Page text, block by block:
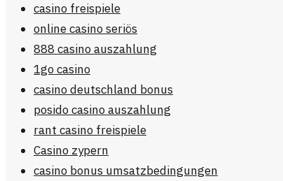
casino freispiele
online casino seriös
888 casino auszahlung
1go casino
casino deutschland bonus
posido casino auszahlung
rant casino freispiele
Casino zypern
casino bonus umsatzbedingungen